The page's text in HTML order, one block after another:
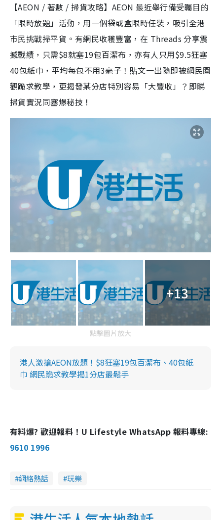
【AEON / 著數 / 掃貨攻略】AEON 最近舉行備受矚目的
「限時放題」活動，用一個袋或盒限時任裝，吸引全港
市民挑戰掃平貨。有網民收穫豐富，在 Threads 分享震
撼戰績，只需$8就塞19包百潔布，亦有人只用$9.5狂塞
40包紙巾，平均每包不用3毫子！貼文一出隨即被網民圍
觀跪求教學，更揭發某分店特別容易「大豐收」？即睇
掃貨實況同塞爆秘技！
+13
點擊圖片放大
港人激搶AEON放題！$8狂塞19包百潔布、40包紙
巾 網民跪求教學揭1分店最鬆手
有料爆? 歡迎報料！U Lifestyle WhatsApp 報料專線:
9610 1996
網絡熱話 玩樂